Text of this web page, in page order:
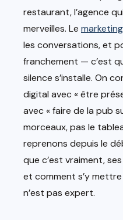
restaurant, l’agence
merveilles. Le
les conversations, et
franchement — c’est
silence s’installe. On
digital avec « être
avec « faire de la pub
morceaux, pas le
reprenons depuis le
que c’est vraiment,
et comment s’y
n’est pas expert.